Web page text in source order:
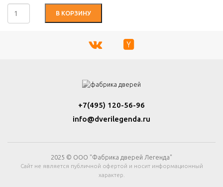
В КОРЗИНУ
+7(495) 120-56-96
info@dverilegenda.ru
2025 © ООО "Фабрика дверей Легенда"
Сайт не является публичной офертой и носит информационный
характер.